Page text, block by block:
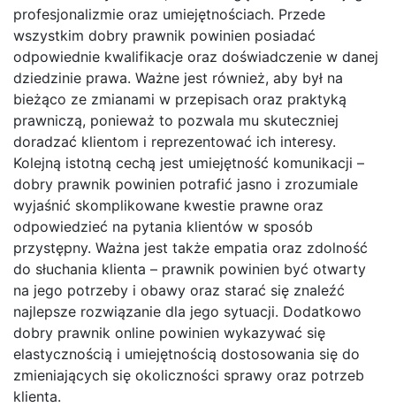
profesjonalizmie oraz umiejętnościach. Przede
wszystkim dobry prawnik powinien posiadać
odpowiednie kwalifikacje oraz doświadczenie w danej
dziedzinie prawa. Ważne jest również, aby był na
bieżąco ze zmianami w przepisach oraz praktyką
prawniczą, ponieważ to pozwala mu skuteczniej
doradzać klientom i reprezentować ich interesy.
Kolejną istotną cechą jest umiejętność komunikacji –
dobry prawnik powinien potrafić jasno i zrozumiale
wyjaśnić skomplikowane kwestie prawne oraz
odpowiedzieć na pytania klientów w sposób
przystępny. Ważna jest także empatia oraz zdolność
do słuchania klienta – prawnik powinien być otwarty
na jego potrzeby i obawy oraz starać się znaleźć
najlepsze rozwiązanie dla jego sytuacji. Dodatkowo
dobry prawnik online powinien wykazywać się
elastycznością i umiejętnością dostosowania się do
zmieniających się okoliczności sprawy oraz potrzeb
klienta.